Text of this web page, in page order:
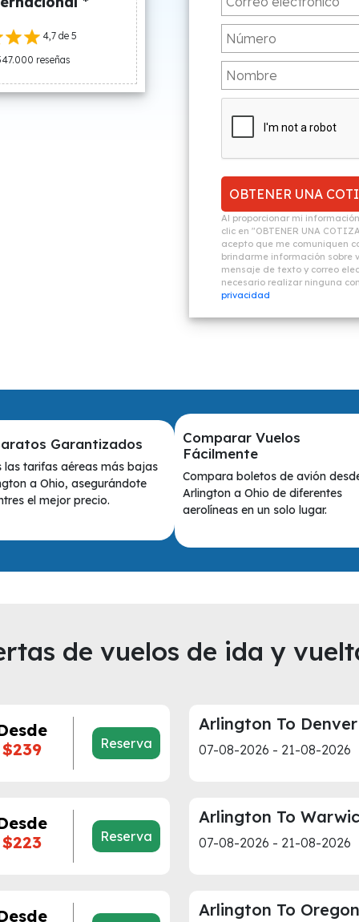
4,7 de 5
reseñas
Al proporcionar mi
clic en "OBTENER UNA
acepto que me comuniquen
brindarme información sobre
mensaje de texto y correo
necesario realizar ninguna
privacidad
Garantizados
las tarifas aéreas más bajas
a Ohio, asegurándote
el mejor precio.
Comparar Vuelos
Fácilmente
Compara boletos de avión
Arlington a Ohio de diferentes
aerolíneas en un solo lugar.
de vuelos de ida y
$239
Reserva
Arlington To Denver
07-08-2026 - 21-08-2026
$223
Reserva
Arlington To
07-08-2026 - 21-08-2026
Arlington To Oregon